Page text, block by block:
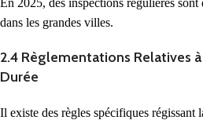
En 2025, des inspections régulières
dans les grandes villes.
2.4 Règlementations Relatives
Durée
Il existe des règles spécifiques régissant